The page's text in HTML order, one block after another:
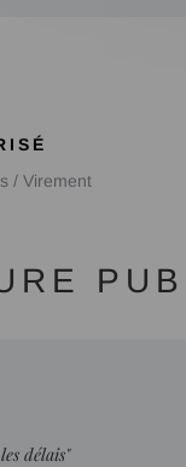
/ Virement
délais"